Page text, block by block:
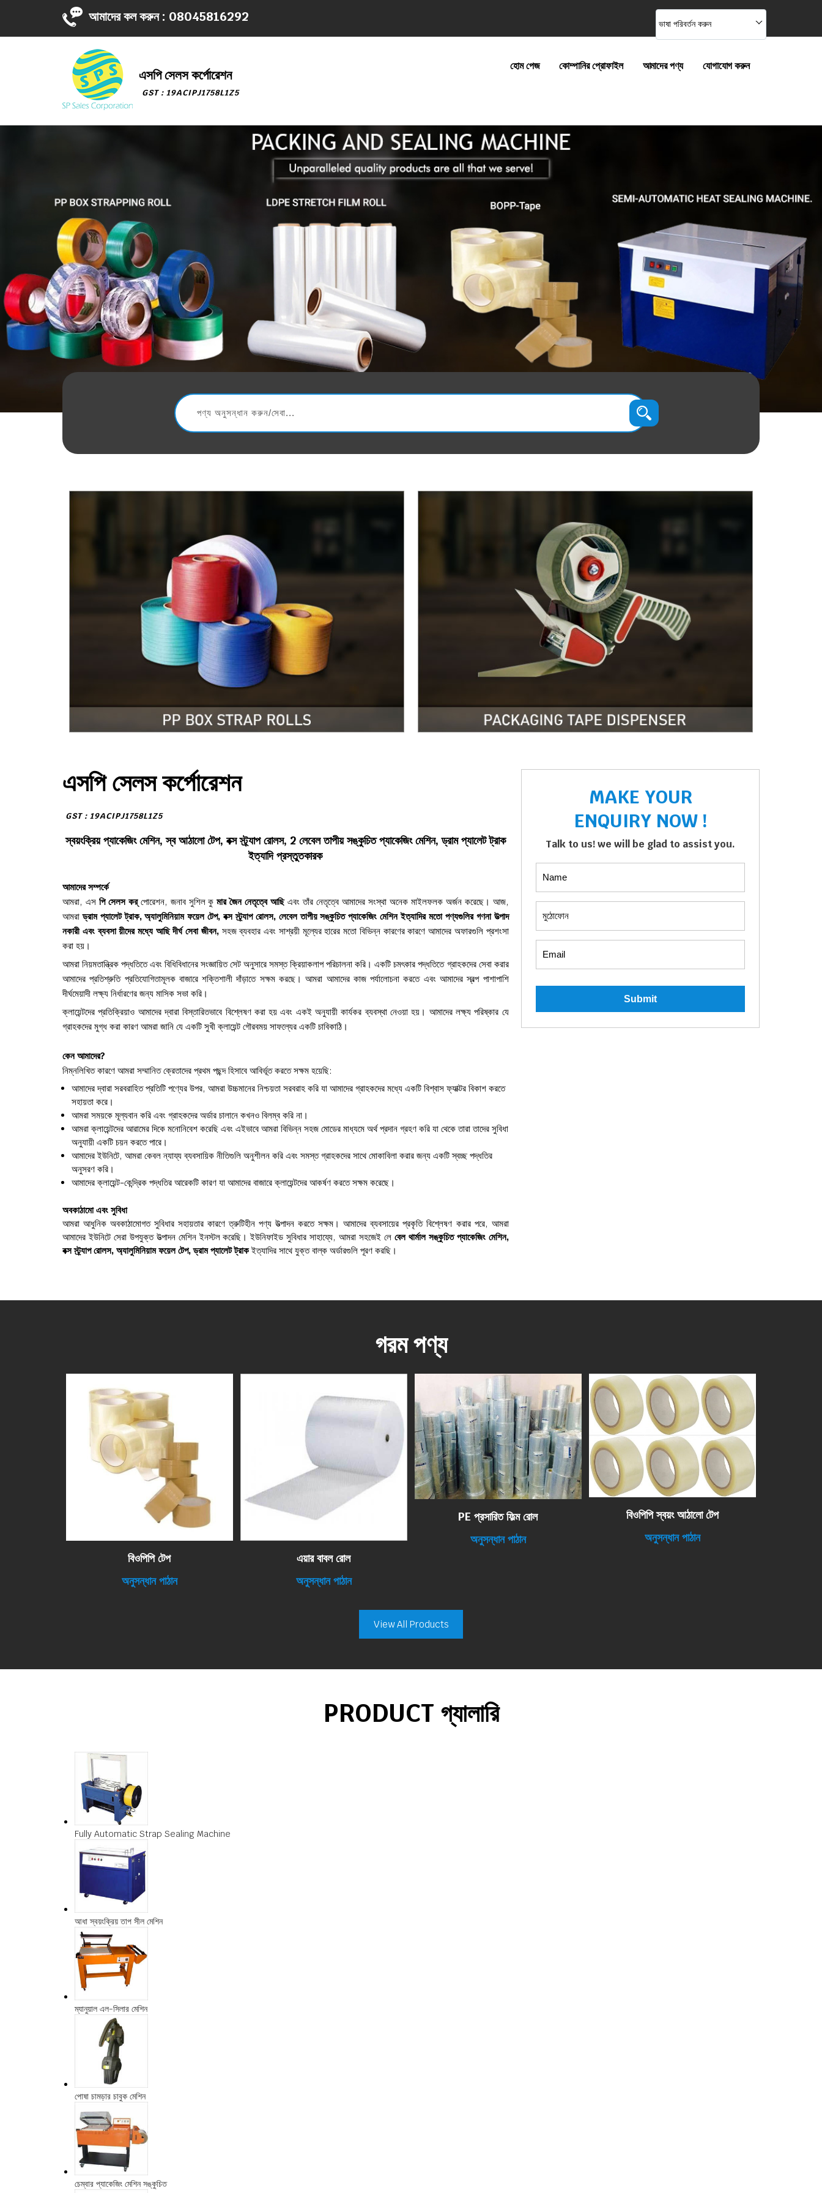
আমাদের কল করুন : 08045816292 ভাষা পরিবর্তন করুন
এসপি সেলস কর্পোরেশন
GST : 19ACIPJ1758L1Z5
হোম পেজ কোম্পানির প্রোফাইল আমাদের পণ্য যোগাযোগ করুন
এসপি সেলস কর্পোরেশন
GST : 19ACIPJ1758L1Z5
স্বয়ংক্রিয় প্যাকেজিং মেশিন, স্ব আঠালো টেপ, বক্স স্ট্র্যাপ রোলস, 2 লেবেল তাপীয় সঙ্কুচিত প্যাকেজিং মেশিন, ড্রাম প্যালেট ট্রাক
ইত্যাদি প্রস্তুতকারক
আমাদের সম্পর্কে
আমরা, এস পি সেলস কর্পোরেশন, জনাব সুশিল কুমার জৈন নেতৃত্বে আছিএবং তাঁর নেতৃত্বে আমাদের সংস্থা অনেক মাইলফলক অর্জন করেছে। আজ,
আমরাড্রাম প্যালেট ট্রাক, অ্যালুমিনিয়াম ফয়েল টেপ, বক্স স্ট্র্যাপ রোলস, লেবেল তাপীয় সঙ্কুচিত প্যাকেজিং মেশিন ইত্যাদির মতো পণ্যগুলির গণনা উত্পাদ
নকারী এবংব্যবসায়ীদের মধ্যে আছি দীর্ঘ সেবা জীবন,সহজ ব্যবহার এবং সাশ্রয়ী মূল্যের হারের মতো বিভিন্ন কারণের কারণে আমাদের অফারগুলি প্রশংসা
করা হয়।
আমরা নিয়মতান্ত্রিক পদ্ধতিতে এবং বিধিবিধানের সংজ্ঞায়িত সেট অনুসারে সমস্ত ক্রিয়াকলাপ পরিচালনা করি। একটি চমৎকার পদ্ধতিতে গ্রাহকদের সেবা করার
আমাদের প্রতিশ্রুতি প্রতিযোগিতামূলক বাজারে শক্তিশালী দাঁড়াতে সক্ষম করছে। আমরা আমাদের কাজ পর্যালোচনা করতে এবং আমাদের স্বল্প পাশাপাশি
দীর্ঘমেয়াদী লক্ষ্য নির্ধারণের জন্য মাসিক সভা করি।
ক্লায়েন্টদের প্রতিক্রিয়াও আমাদের দ্বারা বিস্তারিতভাবে বিশ্লেষণ করা হয় এবং একই অনুযায়ী কার্যকর ব্যবস্থা নেওয়া হয়। আমাদের লক্ষ্য পরিষ্কার যে
গ্রাহকদের মুগ্ধ করা কারণ আমরা জানি যে একটি সুখী ক্লায়েন্ট গৌরবময় সাফল্যের একটি চাবিকাঠি।
কেন আমাদের?
নিম্নলিখিত কারণে আমরা সম্মানিত ক্রেতাদের প্রথম পছন্দ হিসাবে আবির্ভূত করতে সক্ষম হয়েছি:
আমাদের দ্বারা সরবরাহিত প্রতিটি পণ্যের উপর, আমরা উচ্চমানের নিশ্চয়তা সরবরাহ করি যা আমাদের গ্রাহকদের মধ্যে একটি বিশ্বাস ফ্যাক্টর বিকাশ করতে
সহায়তা করে।
আমরা সময়কে মূল্যবান করি এবং গ্রাহকদের অর্ডার চালানে কখনও বিলম্ব করি না।
আমরা ক্লায়েন্টদের আরামের দিকে মনোনিবেশ করেছি এবং এইভাবে আমরা বিভিন্ন সহজ মোডের মাধ্যমে অর্থ প্রদান গ্রহণ করি যা থেকে তারা তাদের সুবিধা
অনুযায়ী একটি চয়ন করতে পারে।
আমাদের ইউনিটে, আমরা কেবল ন্যায্য ব্যবসায়িক নীতিগুলি অনুশীলন করি এবং সমস্ত গ্রাহকদের সাথে মোকাবিলা করার জন্য একটি স্বচ্ছ পদ্ধতির
অনুসরণ করি।
আমাদের ক্লায়েন্ট-কেন্দ্রিক পদ্ধতির আরেকটি কারণ যা আমাদের বাজারে ক্লায়েন্টদের আকর্ষণ করতে সক্ষম করেছে।
অবকাঠামো এবং সুবিধা
আমরা আধুনিক অবকাঠামোগত সুবিধার সহায়তার কারণে ত্রুটিহীন পণ্য উত্পাদন করতে সক্ষম। আমাদের ব্যবসায়ের প্রকৃতি বিশ্লেষণ করার পরে, আমরা
আমাদের ইউনিটে সেরা উপযুক্ত উত্পাদন মেশিন ইনস্টল করেছি। ইউনিফাইড সুবিধার সাহায্যে, আমরা সহজেই লে বেল থার্মাল সঙ্কুচিত প্যাকেজিং মেশিন,
বক্স স্ট্র্যাপ রোলস, অ্যালুমিনিয়াম ফয়েল টেপ, ড্রাম প্যালেট ট্রাকইত্যাদির সাথে যুক্ত বাল্ক অর্ডারগুলি পূরণ করছি।
MAKE YOUR
ENQUIRY NOW !
Talk to us! we will be glad to assist you.
গরম পণ্য
বিওপিপি টেপ
অনুসন্ধান পাঠান
এয়ার বাবল রোল
অনুসন্ধান পাঠান
PE প্রসারিত ফিল্ম রোল
অনুসন্ধান পাঠান
বিওপিপি স্বয়ং আঠালো টেপ
অনুসন্ধান পাঠান
View All Products
PRODUCT গ্যালারি
Fully Automatic Strap Sealing Machine
আধা স্বয়ংক্রিয় তাপ সীল মেশিন
ম্যানুয়াল এল-সিলার মেশিন
পোষা চামড়ার চাবুক মেশিন
চেম্বার প্যাকেজিং মেশিন সঙ্কুচিত